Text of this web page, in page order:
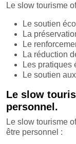
Le slow tourisme
Le soutien
La
Le
La réduction
Les pratiques
Le soutien
Le slow
personnel.
Le slow tourisme
être personnel :